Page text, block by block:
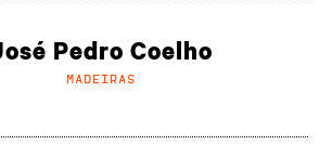
Pedro Coelho
MADEIRAS